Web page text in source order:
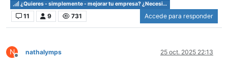
¿Quieres - simplemente - mejorar tu empresa? ¿Necesitas saber cómo?
11 9 731 Accede para responder
N
Desconectado
nathalymps 25 oct. 2025 22:13